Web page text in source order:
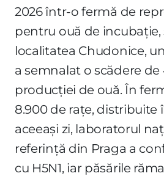
2026 într-o fermă de
pentru ouă de incubație,
localitatea Chudonice,
a semnalat o scădere de
producției de ouă. În
8.900 de rațe, distribuite
aceeași zi, laboratorul
referință din Praga a
cu H5N1, iar păsările